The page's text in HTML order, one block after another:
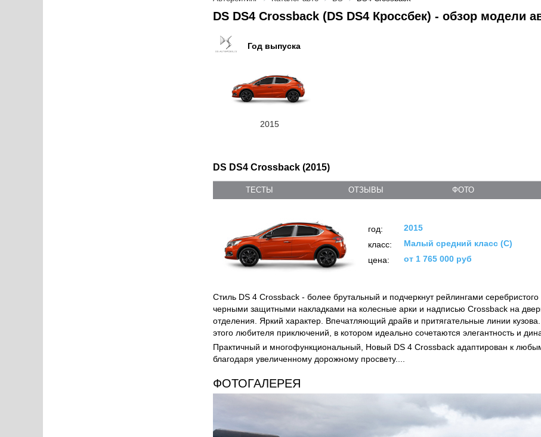
DS DS4 Crossback (DS DS4 Кроссбек) - обзор модели
Год выпуска
2015
DS DS4 Crossback (2015)
ТЕСТЫ ОТЗЫВЫ ФОТО
год:
2015
класс:
Малый средний класс (C)
цена:
от 1 765 000 руб
Стиль DS 4 Crossback - более брутальный и подчеркнут рейлингами
черными защитными накладками на колесные арки и надписью Crossback на
отделения. Яркий характер. Впечатляющий драйв и притягательные линии
этого любителя приключений, в котором идеально сочетаются элегантность и
Практичный и многофункциональный, Новый DS 4 Crossback адаптирован к
благодаря увеличенному дорожному просвету....
ФОТОГАЛЕРЕЯ